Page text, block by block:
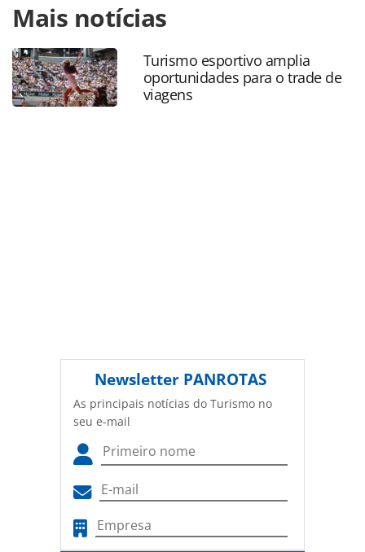
https://www.panrotas.com.br/mercado/cartoes-de-
assistencia/2025/04/linkka-metabuscador-de-seguro-abre-
vagas-para-vendas_216740.html ou as ferramentas
oferecidas na página. Todo o conteúdo produzido pela
PANROTAS Editora é protegido pela legislação brasileira
sobre direito autoral. Não reproduza o conteúdo sem
Mais notícias
Turismo esportivo amplia
oportunidades para o trade de
viagens
Newsletter PANROTAS
As principais notícias do Turismo no
seu e-mail